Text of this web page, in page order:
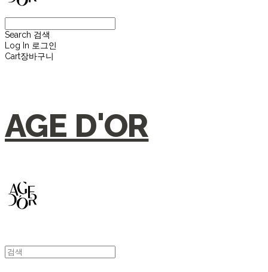
Search 검색
Log In 로그인
Cart장바구니
AGE D'OR